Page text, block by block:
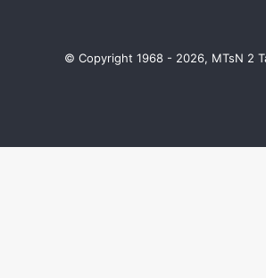
© Copyright 1968 - 2026, MTsN 2